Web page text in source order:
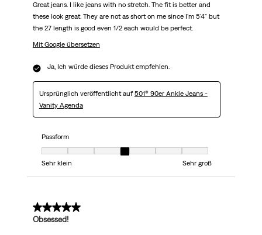
Great jeans. I like jeans with no stretch. The fit is better and
these look great. They are not as short on me since I'm 5'4" but
the 27 length is good even 1/2 each would be perfect.
Mit Google übersetzen
Ja, Ich würde dieses Produkt empfehlen.
Ursprünglich veröffentlicht auf501® 90er Ankle Jeans -
Vanity Agenda
Passform
Passform, 4 von 7, wobei 1 gleich Sehr klein ist und 7 gleich Sehr groß
Sehr klein
Sehr groß
5 von 5 Sternen.
Obsessed!